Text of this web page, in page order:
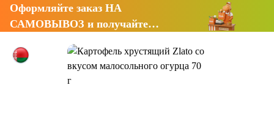
Оформляйте заказ НА
САМОВЫВОЗ и получайте